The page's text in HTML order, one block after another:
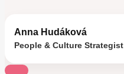
Anna Hudáková
People & Culture Strategist